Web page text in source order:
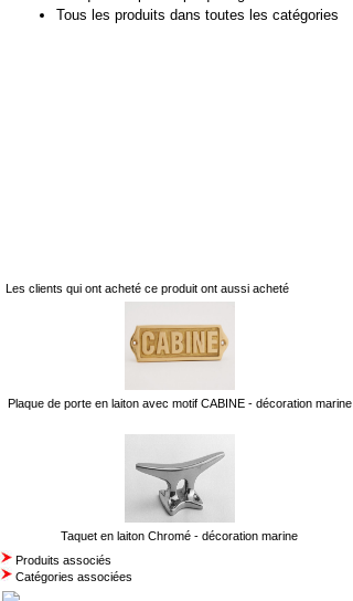
Tous les produits dans toutes les catégories
Les clients qui ont acheté ce produit ont aussi acheté
Plaque de porte en laiton avec motif CABINE - décoration marine
Taquet en laiton Chromé - décoration marine
Produits associés
Catégories associées